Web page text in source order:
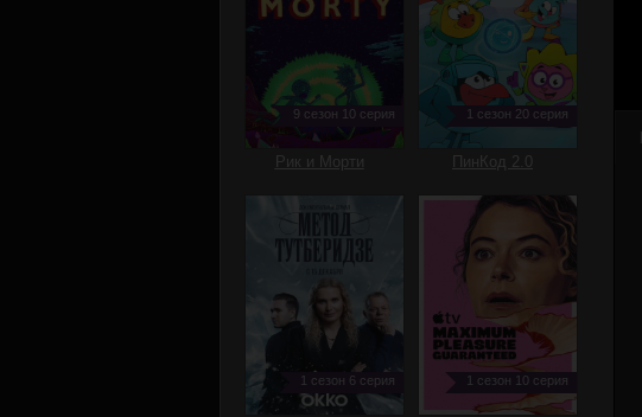
9 сезон 10 серия
Рик и Морти
1 сезон 20 серия
ПинКод 2.0
1 сезон 6 серия 1 сезон 10 серия